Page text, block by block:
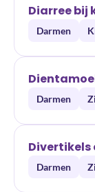
Diarree bij
Darmen
Darmen
Darmen